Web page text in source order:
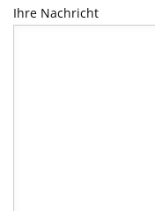
Ihre Nachricht